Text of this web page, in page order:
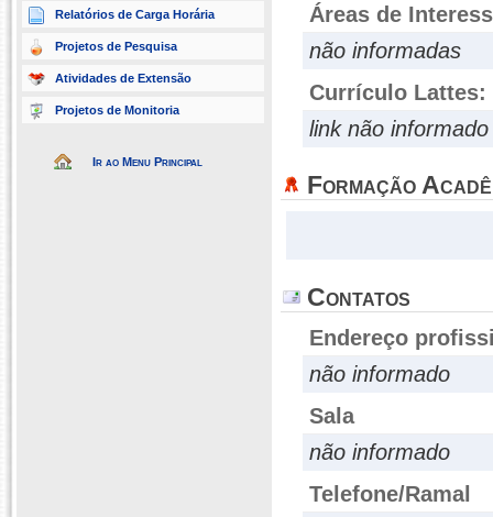
Relatórios de Carga Horária
Projetos de Pesquisa
Atividades de Extensão
Projetos de Monitoria
Ir ao Menu Principal
Áreas de
não informadas
Currículo Lattes:
link não informado
Formação
Contatos
Endereço
não informado
Sala
não informado
Telefone/Ramal